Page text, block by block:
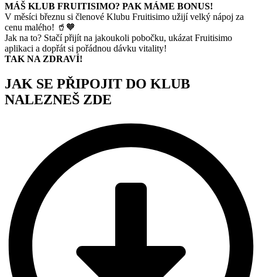
MÁŠ KLUB FRUITISIMO? PAK MÁME BONUS!
V měsíci březnu si členové Klubu Fruitisimo užijí velký nápoj za
cenu malého! 🥤🧡
Jak na to? Stačí přijít na jakoukoli pobočku, ukázat Fruitisimo
aplikaci a dopřát si pořádnou dávku vitality!
TAK NA ZDRAVÍ!
JAK SE PŘIPOJIT DO KLUB
NALEZNEŠ ZDE